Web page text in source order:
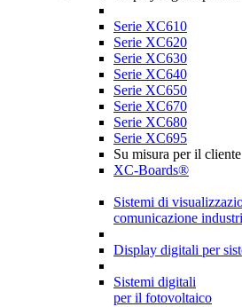
Serie XC610
Serie XC620
Serie XC630
Serie XC640
Serie XC650
Serie XC670
Serie XC680
Serie XC695
Su misura per il cliente
XC-Boards®
Sistemi di
comunicazione
Display digitali per
Sistemi digitali
per il fotovoltaico